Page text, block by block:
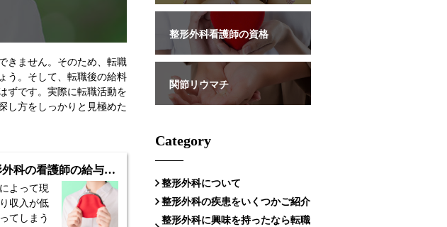
きません。そのため、転職
う。そして、転職後の給料
ずです。実際に転職活動を
し方をしっかりと見極めた
整形外科の看護師の給与事情
よって現
収入が低
てしまう
整形外科看護師の資格
関節リウマチ
Category
整形外科について
整形外科の疾患をいくつかご紹介
整形外科に興味を持ったなら転職